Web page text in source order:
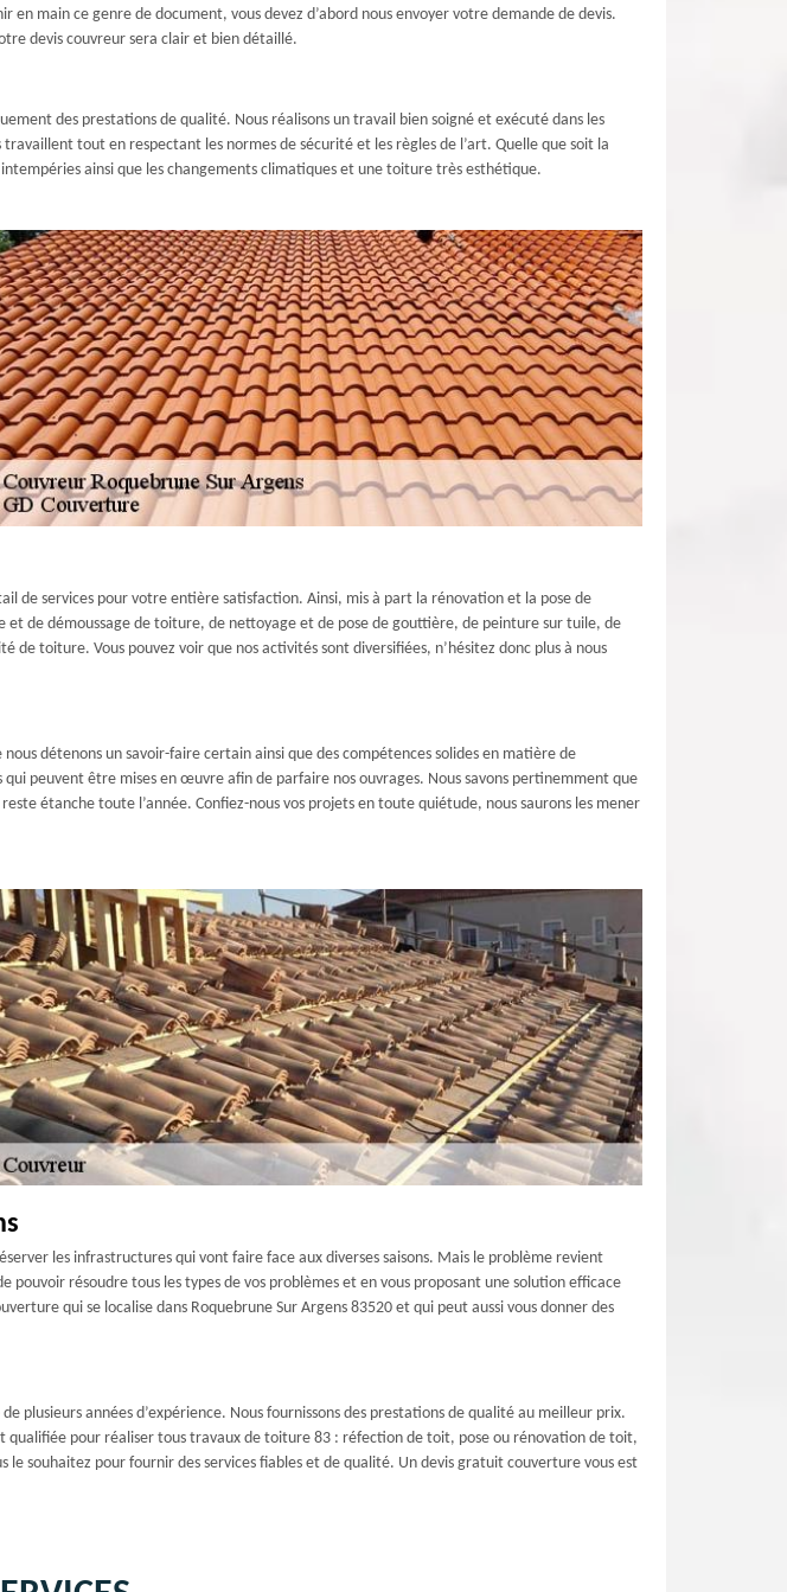
main ce genre de document, vous devez d’abord nous envoyer votre demande de devis.
devis couvreur sera clair et bien détaillé.
des prestations de qualité. Nous réalisons un travail bien soigné et exécuté dans les
tout en respectant les normes de sécurité et les règles de l’art. Quelle que soit la
ainsi que les changements climatiques et une toiture très esthétique.
de services pour votre entière satisfaction. Ainsi, mis à part la rénovation et la pose de
de démoussage de toiture, de nettoyage et de pose de gouttière, de peinture sur tuile, de
toiture. Vous pouvez voir que nos activités sont diversifiées, n’hésitez donc plus à nous
détenons un savoir-faire certain ainsi que des compétences solides en matière de
peuvent être mises en œuvre afin de parfaire nos ouvrages. Nous savons pertinemment que
étanche toute l’année. Confiez-nous vos projets en toute quiétude, nous saurons les mener
les infrastructures qui vont faire face aux diverses saisons. Mais le problème revient
résoudre tous les types de vos problèmes et en vous proposant une solution efficace
qui se localise dans Roquebrune Sur Argens 83520 et qui peut aussi vous donner des
plusieurs années d’expérience. Nous fournissons des prestations de qualité au meilleur prix.
qualifiée pour réaliser tous travaux de toiture 83 : réfection de toit, pose ou rénovation de toit,
souhaitez pour fournir des services fiables et de qualité. Un devis gratuit couverture vous est